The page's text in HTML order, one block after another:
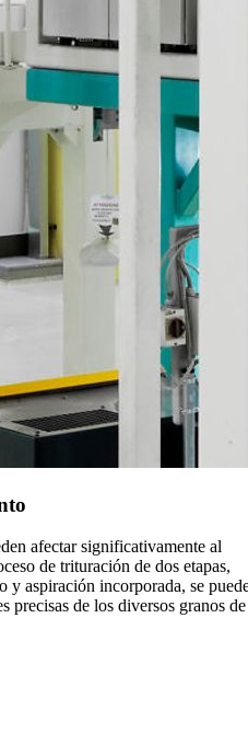
afectar significativamente al
de trituración de dos etapas,
y aspiración incorporada, se
precisas de los diversos granos de